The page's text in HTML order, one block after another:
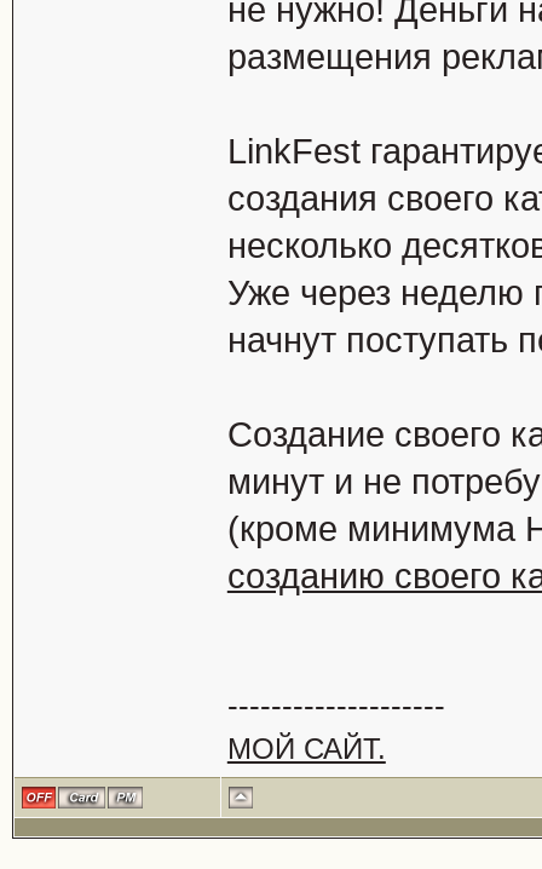
не нужно! Деньги
размещения
LinkFest
создания своего
несколько
Уже через неделю
начнут поступать
Создание своего
минут и не
(кроме минимума
созданию своего
--------------------
МОЙ САЙТ.